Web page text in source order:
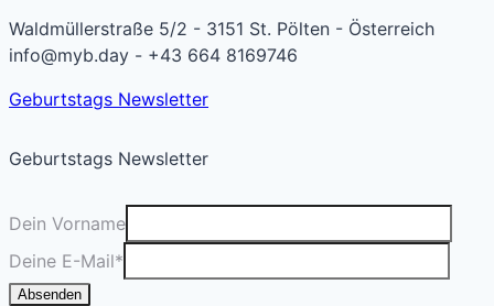
Waldmüllerstraße 5/2 - 3151 St. Pölten - Österreich
info@myb.day - +43 664 8169746
Geburtstags Newsletter
Geburtstags Newsletter
Dein Vorname
Deine E-Mail*
Absenden